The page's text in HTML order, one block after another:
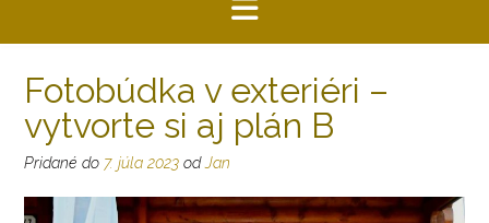
Fotobúdka v exteriéri –
vytvorte si aj plán B
Pridané do 7. júla 2023 od Jan